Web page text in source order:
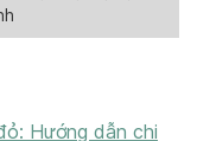
Hướng dẫn chi